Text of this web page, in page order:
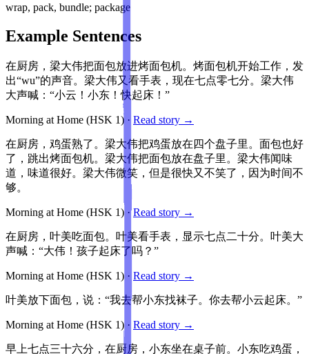
wrap, pack, bundle; package
Example Sentences
在厨房，梁大伟把面包放进烤面包机。烤面包机开始工作，发
出“wu”的声音。梁大伟又看手表，现在七点零七分。梁大伟
大声喊：“小云！小东！快起床！”
Morning at Home (HSK 1) · Read story →
在厨房，鸡蛋熟了。梁大伟把鸡蛋放在四个盘子里。面包也好
了，跳出烤面包机。梁大伟把面包放在盘子里。梁大伟闻味
道，味道很好。梁大伟微笑，但是很快又不笑了，因为时间不
够。
Morning at Home (HSK 1) ·Read story →
在厨房，叶美吃面包。叶美看手表，显示七点二十分。叶美大
声喊：“大伟！孩子起床了吗？”
Morning at Home (HSK 1) · Read story →
叶美放下面包，说：“我去帮小东找袜子。你去帮小云起床。”
Morning at Home (HSK 1) · Read story →
早上七点三十六分，在厨房，小东坐在桌子前。小东吃鸡蛋，